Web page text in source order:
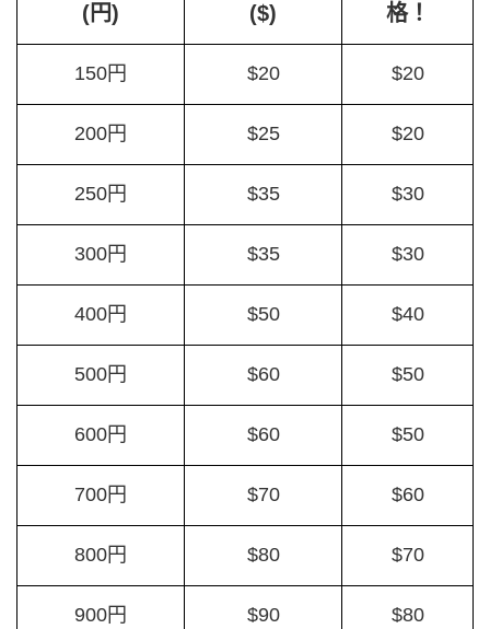
(円)
($)
格！
150円 $20 $20
200円 $25 $20
250円 $35 $30
300円 $35 $30
400円 $50 $40
500円 $60 $50
600円 $60 $50
700円 $70 $60
800円 $80 $70
900円 $90 $80